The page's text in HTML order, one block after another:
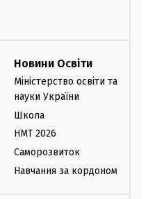
Новини Освіти
Міністерство освіти та
науки України
Школа
НМТ 2026
Саморозвиток
Навчання за кордоном